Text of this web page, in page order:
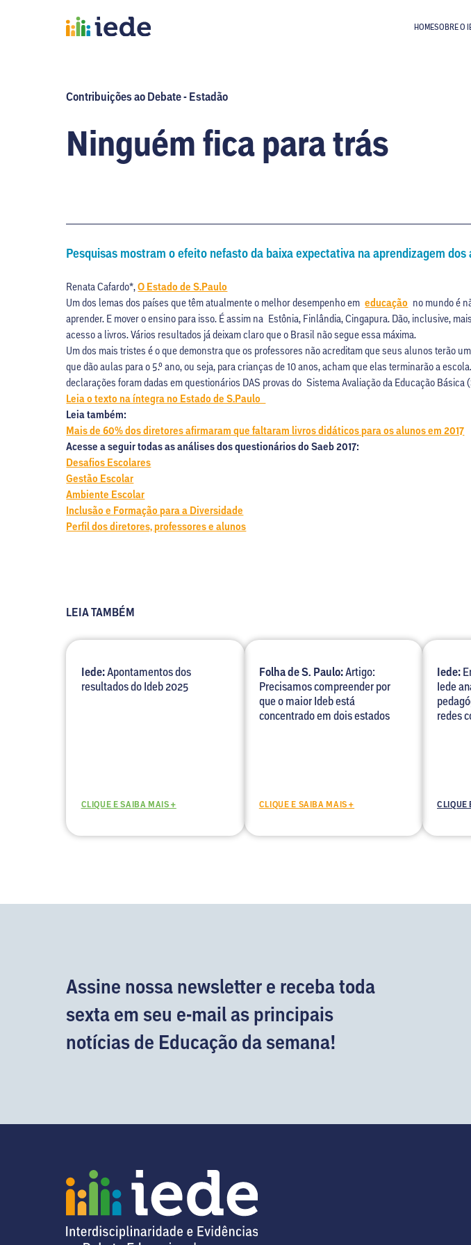
HOMESOBRE O
Contribuições ao Debate - Estadão
Ninguém fica para trás
Pesquisas mostram o efeito nefasto da baixa expectativa na aprendizagem dos
Renata Cafardo*,O Estado de S.Paulo
Um dos lemas dos países que têm atualmente o melhor desempenho emeducação no mundo é
aprender. E mover o ensino para isso. É assim na Estônia, Finlândia, Cingapura. Dão, inclusive,
acesso a livros. Vários resultados já deixam claro que o Brasil não segue essa máxima.
Um dos mais tristes é o que demonstra que os professores não acreditam que seus alunos terão
que dão aulas para o 5.º ano, ou seja, para crianças de 10 anos, acham que elas terminarão a
declarações foram dadas em questionários DAS provas do Sistema Avaliação da Educação
Leia o texto na íntegra no Estado de S.Paulo
Leia também:
Mais de 60% dos diretores afirmaram que faltaram livros didáticos para os alunos em 2017
Acesse a seguir todas as análises dos questionários do Saeb 2017:
Desafios Escolares
Gestão Escolar
Ambiente Escolar
Inclusão e Formação para a Diversidade
Perfil dos diretores, professores e alunos
LEIA TAMBÉM
Iede:Apontamentos dos
resultados do Ideb 2025
CLIQUE E SAIBA MAIS +
Folha de S. Paulo:Artigo:
Precisamos compreender por
que o maior Ideb está
concentrado em dois estados
CLIQUE E SAIBA MAIS +
Iede:
Iede
redes
CLIQUE
Assine nossa newsletter e receba toda
sexta em seu e-mail as principais
notícias de Educação da semana!